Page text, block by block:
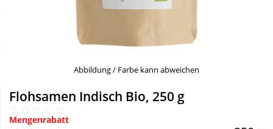
Täglich gut versorgt
Nahrungsergänzung
Natur & Homöopathie
Abbildung / Farbe kann abweichen
Flohsamen Indisch Bio, 250 g
Mengenrabatt